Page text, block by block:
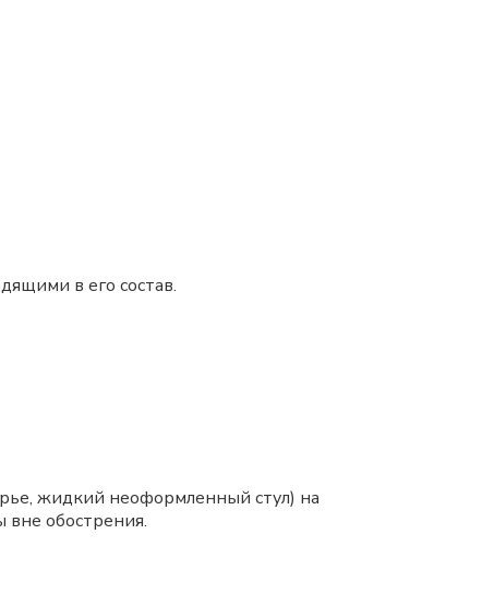
в его состав.
жидкий неоформленный стул) на
вне обострения.